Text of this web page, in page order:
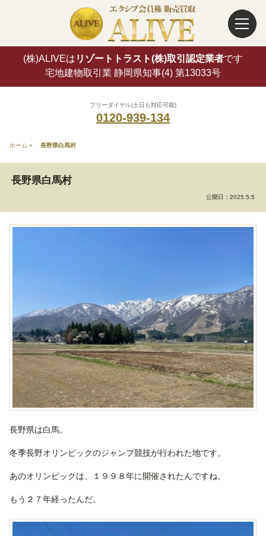
(株)ALIVEは リゾートトラスト(株)取引認定業者です
宅地建物取引業 静岡県知事(4) 第13033号
フリーダイヤル(土日も対応可能)
0120-939-134
ホーム » 長野県白馬村
長野県白馬村
公開日： 2025.5.5
長野県は白馬。
冬季長野オリンピックのジャンプ競技が行われた地です。
あのオリンピックは、１９９８年に開催されたんですね。
もう２７年経ったんだ。